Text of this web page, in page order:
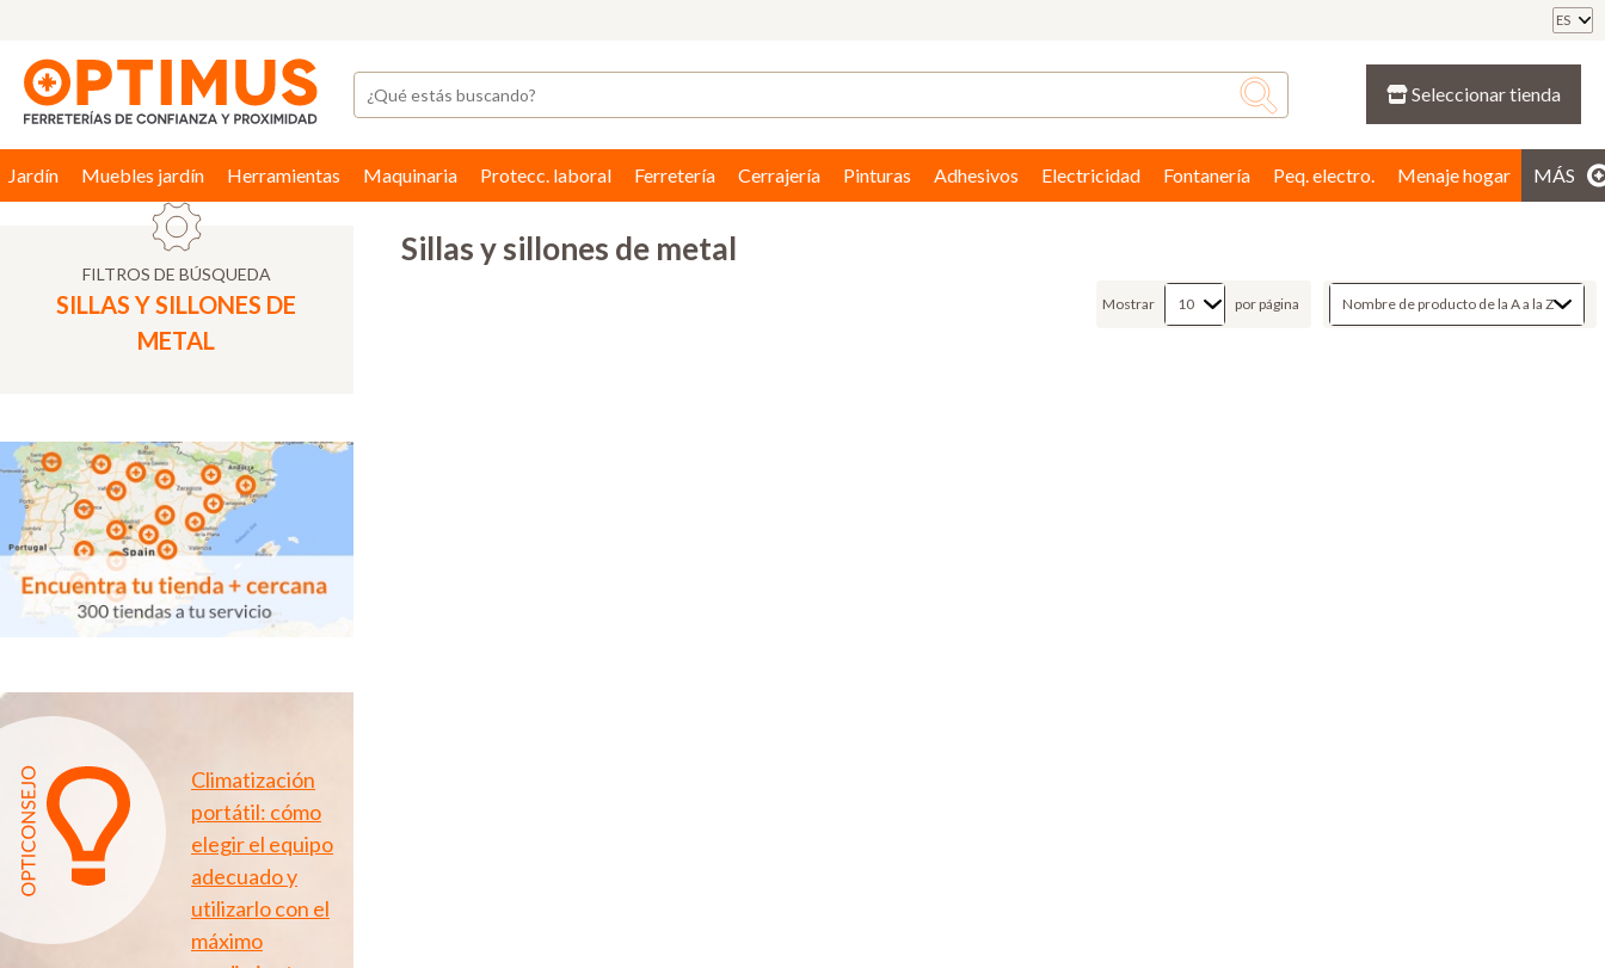
ES
Seleccionar tienda
Jardín Muebles jardín Herramientas Maquinaria Protecc. laboral Ferretería Cerrajería Pinturas Adhesivos Electricidad Fontanería Peq. electro. Menaje hogar MÁS
FILTROS DE BÚSQUEDA
SILLAS Y SILLONES DE
METAL
Climatización
portátil: cómo
elegir el equipo
adecuado y
utilizarlo con el
máximo
Sillas y sillones de metal
Mostrar por página